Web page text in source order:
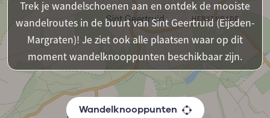
Trek je wandelschoenen aan en ontdek de mooiste
wandelroutes in de buurt van Sint Geertruid (Eijsden-
Margraten)! Je ziet ook alle plaatsen waar op dit
moment wandelknooppunten beschikbaar zijn.
Wandelknooppunten